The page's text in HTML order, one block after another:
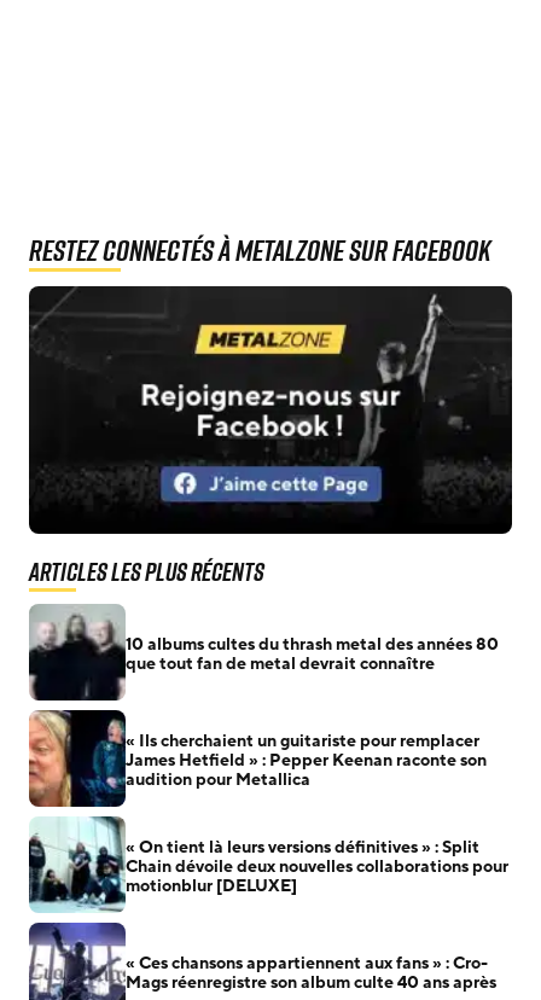
Restez connectés à MetalZone sur Facebook
Articles les plus récents
10 albums cultes du thrash metal des années 80
que tout fan de metal devrait connaître
« Ils cherchaient un guitariste pour remplacer
James Hetfield » : Pepper Keenan raconte son
audition pour Metallica
« On tient là leurs versions définitives » : Split
Chain dévoile deux nouvelles collaborations pour
motionblur [DELUXE]
« Ces chansons appartiennent aux fans » : Cro-
Mags réenregistre son album culte 40 ans après